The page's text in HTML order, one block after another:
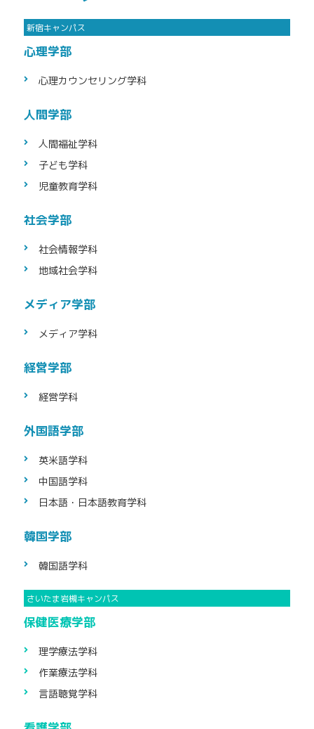
心理学部
心理カウンセリング学科
人間学部
人間福祉学科
子ども学科
児童教育学科
社会学部
社会情報学科
地域社会学科
メディア学部
メディア学科
経営学部
経営学科
外国語学部
英米語学科
中国語学科
日本語・日本語教育学科
韓国学部
韓国語学科
保健医療学部
理学療法学科
作業療法学科
言語聴覚学科